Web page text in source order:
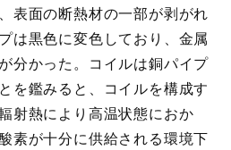
表面の断熱材の一部が剥がれ
は黒色に変色しており、金属
分かった。コイルは銅パイプ
を鑑みると、コイルを構成す
射熱により高温状態におか
素が十分に供給される環境下